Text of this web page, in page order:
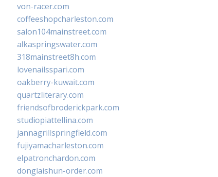
von-racer.com
coffeeshopcharleston.com
salon104mainstreet.com
alkaspringswater.com
318mainstreet8h.com
lovenailsspari.com
oakberry-kuwait.com
quartzliterary.com
friendsofbroderickpark.com
studiopiattellina.com
jannagrillspringfield.com
fujiyamacharleston.com
elpatronchardon.com
donglaishun-order.com